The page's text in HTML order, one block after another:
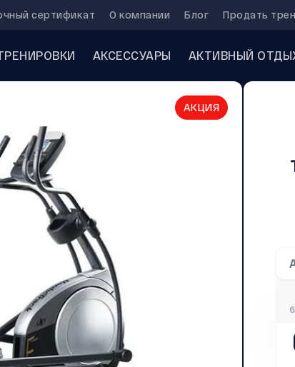
сертификат О компании Блог Продать
АКСЕССУАРЫ АКТИВНЫЙ
АКЦИЯ